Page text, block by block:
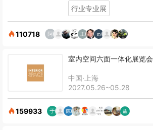
行业专业展
110718
室内空间六面一体化展览会
中国·上海
2027.05.26~05.28
159933